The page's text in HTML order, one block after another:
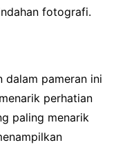
fotografi.
dalam pameran ini
perhatian
paling menarik